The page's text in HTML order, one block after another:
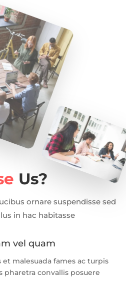
Us?
ornare suspendisse sed
in hac habitasse
vel quam
malesuada fames ac turpis
pharetra convallis posuere